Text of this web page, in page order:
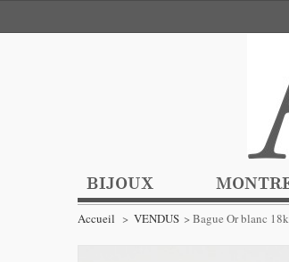
BIJOUX
Accueil > VENDUS > Bague Or blanc